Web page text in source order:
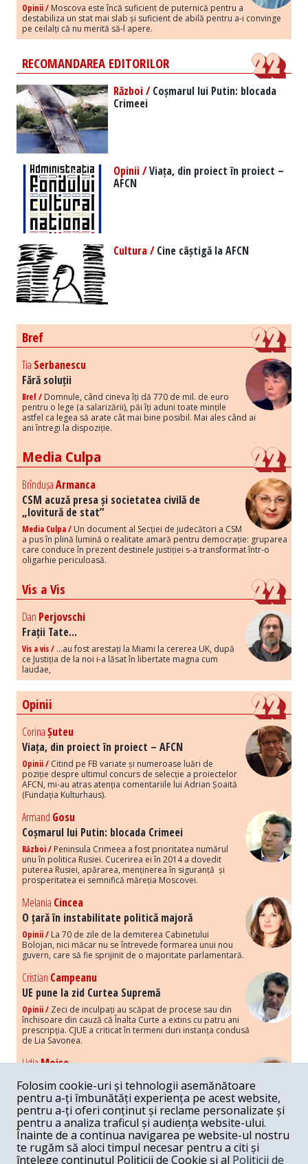
Opinii / Moscova este încă suficient de puternică pentru a
destabiliza un stat mai slab și suficient de abilă pentru a-i convinge
pe ceilalți că nu merită să-l apere.
RECOMANDAREA EDITORILOR
Război /Coșmarul lui Putin: blocada
Crimeei
Opinii /Viața, din proiect în proiect –
AFCN
Cultura /Cine câștigă la AFCN
Bref
Tia Serbanescu
Fără soluții
Bref / Domnule, când cineva îți dă 770 de mil. de euro
pentru o lege (a salarizării), păi îți aduni toate mințile
astfel ca legea să arate cât mai bine posibil. Mai ales când ai
ani întregi la dispoziție.
Media Culpa
BrîndușaArmanca
CSM acuză presa și societatea civilă de
„lovitură de stat”
Media Culpa / Un document al Secției de judecători a CSM
a pus în plină lumină o realitate amară pentru democrație: gruparea
care conduce în prezent destinele justiției s-a transformat într-o
oligarhie periculoasă.
Vis a Vis
Dan Perjovschi
Frații Tate...
Vis a vis / ...au fost arestați la Miami la cererea UK, după
ce Justiția de la noi i-a lăsat în libertate magna cum
laudae,
Opinii
CorinaȘuteu
Viața, din proiect în proiect – AFCN
Opinii / Citind pe FB variate și numeroase luări de
poziție despre ultimul concurs de selecție a proiectelor
AFCN, mi-au atras atenția comentariile lui Adrian Șoaită
(Fundația Kulturhaus).
Armand Gosu
Coșmarul lui Putin: blocada Crimeei
Război / Peninsula Crimeea a fost prioritatea numărul
unu în politica Rusiei. Cucerirea ei în 2014 a dovedit
puterea Rusiei, apărarea, menținerea în siguranță și
prosperitatea ei semnifică măreția Moscovei.
Melania Cincea
O țară în instabilitate politică majoră
Opinii / La 70 de zile de la demiterea Cabinetului
Bolojan, nici măcar nu se întrevede formarea unui nou
guvern, care să fie sprijinit de o majoritate parlamentară.
Cristian Campeanu
UE pune la zid Curtea Supremă
Opinii / Zeci de inculpați au scăpat de procese sau din
închisoare din cauză că Înalta Curte a extins cu patru ani
prescripția. CJUE a criticat în termeni duri instanța condusă
de Lia Savonea.
LidiaMoise
Costurile economice ale haosului politic
Opinii / Economia nu poate rezista cu retorica falsă a
susținerii intereselor poporului, care, de fapt, ascunde
obsesia menținerii privilegiilor și a averilor unor caste.
Melania Cincea
Noi puseuri de xenofobie din partea românilor
Folosim cookie-uri și tehnologii asemănătoare
pentru a-ți îmbunătăți experiența pe acest website,
pentru a-ți oferi conținut și reclame personalizate și
pentru a analiza traficul și audiența website-ului.
Înainte de a continua navigarea pe website-ul nostru
te rugăm să aloci timpul necesar pentru a citi și
înțelege conținutul Politicii de Cookie și al Politicii de